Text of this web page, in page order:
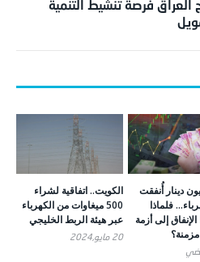
العراق فرصة تنشيط التنمية
دينار أُنفقت
فلماذا
إلى أزمة
الكويت.. اتفاقية لشراء
500 ميغاوات من الكهرباء
عبر هيئة الربط الخليجي
20 مايو,2024